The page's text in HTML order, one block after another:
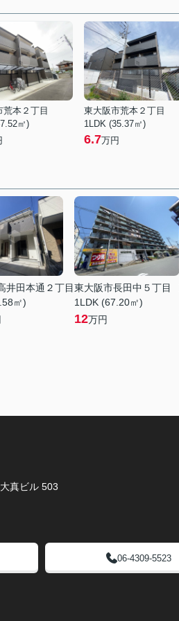
荒本２丁目
㎡)
東大阪市荒本２丁目
1LDK (35.37㎡)
6.7万円
井田本通２丁目
㎡)
東大阪市長田中５丁目
1LDK (67.20㎡)
12万円
真ビル 503
06-4309-5523